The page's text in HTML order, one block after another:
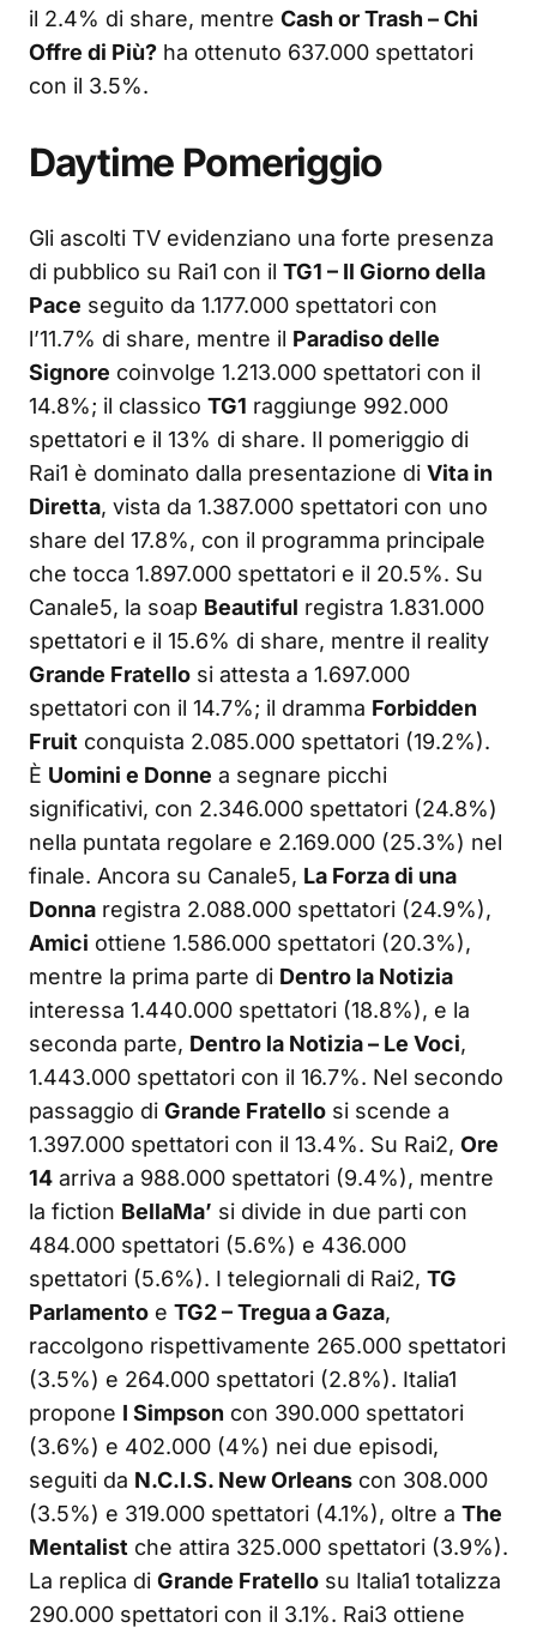
il 2.4% di share, mentre Cash or Trash – Chi
Offre di Più? ha ottenuto 637.000 spettatori
con il 3.5%.
Daytime Pomeriggio
Gli ascolti TV evidenziano una forte presenza
di pubblico su Rai1 con il TG1 – Il Giorno della
Pace seguito da 1.177.000 spettatori con
l’11.7% di share, mentre il Paradiso delle
Signore coinvolge 1.213.000 spettatori con il
14.8%; il classico TG1 raggiunge 992.000
spettatori e il 13% di share. Il pomeriggio di
Rai1 è dominato dalla presentazione di Vita in
Diretta, vista da 1.387.000 spettatori con uno
share del 17.8%, con il programma principale
che tocca 1.897.000 spettatori e il 20.5%. Su
Canale5, la soap Beautiful registra 1.831.000
spettatori e il 15.6% di share, mentre il reality
Grande Fratello si attesta a 1.697.000
spettatori con il 14.7%; il dramma Forbidden
Fruit conquista 2.085.000 spettatori (19.2%).
È Uomini e Donne a segnare picchi
significativi, con 2.346.000 spettatori (24.8%)
nella puntata regolare e 2.169.000 (25.3%) nel
finale. Ancora su Canale5, La Forza di una
Donna registra 2.088.000 spettatori (24.9%),
Amici ottiene 1.586.000 spettatori (20.3%),
mentre la prima parte di Dentro la Notizia
interessa 1.440.000 spettatori (18.8%), e la
seconda parte, Dentro la Notizia – Le Voci,
1.443.000 spettatori con il 16.7%. Nel secondo
passaggio di Grande Fratello si scende a
1.397.000 spettatori con il 13.4%. Su Rai2, Ore
14 arriva a 988.000 spettatori (9.4%), mentre
la fiction BellaMa’ si divide in due parti con
484.000 spettatori (5.6%) e 436.000
spettatori (5.6%). I telegiornali di Rai2, TG
Parlamento e TG2 – Tregua a Gaza,
raccolgono rispettivamente 265.000 spettatori
(3.5%) e 264.000 spettatori (2.8%). Italia1
propone I Simpson con 390.000 spettatori
(3.6%) e 402.000 (4%) nei due episodi,
seguiti da N.C.I.S. New Orleans con 308.000
(3.5%) e 319.000 spettatori (4.1%), oltre a The
Mentalist che attira 325.000 spettatori (3.9%).
La replica di Grande Fratello su Italia1 totalizza
290.000 spettatori con il 3.1%. Rai3 ottiene